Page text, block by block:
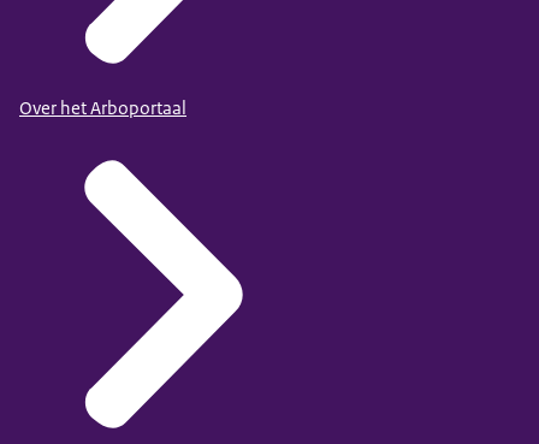
Over het Arboportaal